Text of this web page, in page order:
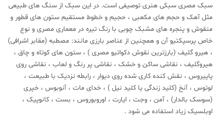
سبک مصری سبکی هنری توصیفی است. در این سبک از سنگ های طبیعی
مثل آهک و حجم های مکعبی ، حجیم و خطوط مستقیم ستون های قطور و
منقوش و پنجره های مشبک چوبی با رنگ تیره در معماری مصری و نوع
خاص پرسپکتیو آن و همچنین از عناصر بارزی مانند: مصطبه (مقابر اشرافی)
، هیرو گلیف (بارزترین نقوش دکواتیو مصری ) ، ستون های کوتاه و چاق ،
هیروگلیف ، نقاشی ساکن و خشک ، نقاشی پر رنگ و لعاب ، نقاشی روی
پاپیروس ، نقش کنده کاری شده روی دیوار ، رابطه نزدیک با طبیعت ،
لوتوس ، آنخ (کلید زندگی یا کلید نیل ) ، خدای مات ، آنوبوس ، خپری
(سوسک بالدار) ، آمن ، وجت ، ایارت ، اوروبوروس ، بست ، کانوپیک ،
اوبلسیک زیاد استفاده می شود .